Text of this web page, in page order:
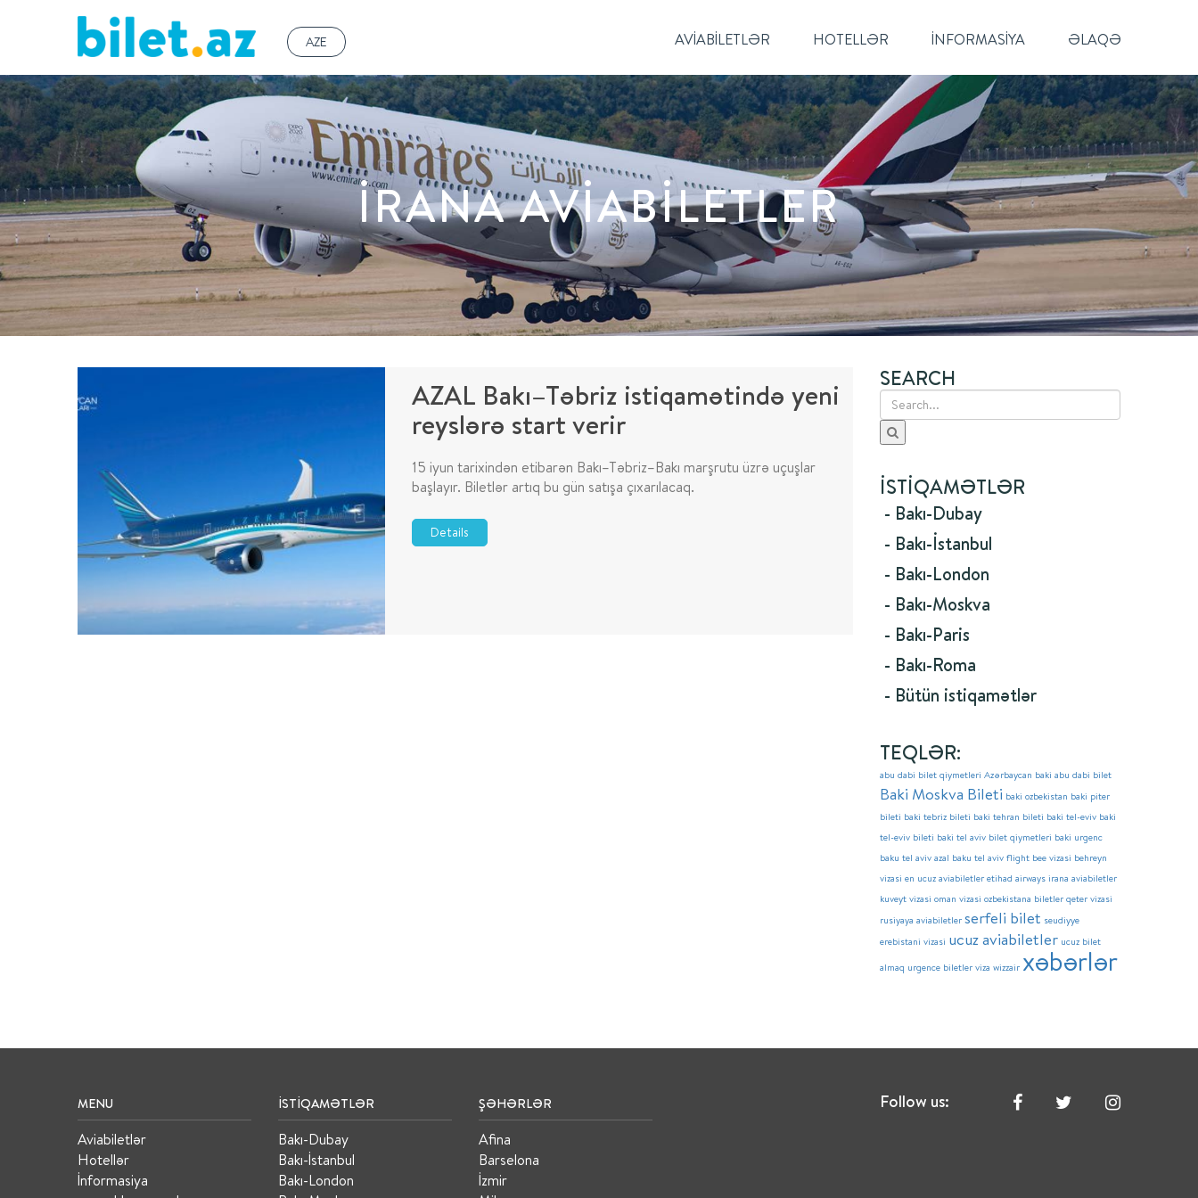
AZE AVIABILETLƏR HOTELLƏR İNFORMASIYA ƏLAQƏ
IRANA AVIABILETLER
AZAL Bakı–Təbriz istiqamətində yeni
reyslərə start verir
15 iyun tarixindən etibarən Bakı–Təbriz–Bakı marşrutu üzrə uçuşlar
başlayır. Biletlər artıq bu gün satışa çıxarılacaq.
Details
SEARCH
İSTIQAMƏTLƏR
- Bakı-Dubay
- Bakı-İstanbul
- Bakı-London
- Bakı-Moskva
- Bakı-Paris
- Bakı-Roma
- Bütün istiqamətlər
TEQLƏR:
abu dabi bilet qiymetleri Azərbaycan baki abu dabi bilet
Baki Moskva Bileti baki ozbekistan baki piter
bileti baki tebriz bileti baki tehran bileti baki tel-eviv baki
tel-eviv bileti baki tel aviv bilet qiymetleri baki urgenc
baku tel aviv azal baku tel aviv flight bee vizasi behreyn
vizasi en ucuz aviabiletler etihad airways irana aviabiletler
kuveyt vizasi oman vizasi ozbekistana biletler qeter vizasi
rusiyaya aviabiletler serfeli bilet seudiyye
erebistani vizasi ucuz aviabiletler ucuz bilet
almaq urgence biletler viza wizzair xəbərlər
MENU
Aviabiletlər
Hotellər
İnformasiya
İSTIQAMƏTLƏR
Bakı-Dubay
Bakı-İstanbul
Bakı-London
ŞƏHƏRLƏR
Afina
Barselona
İzmir
Follow us: